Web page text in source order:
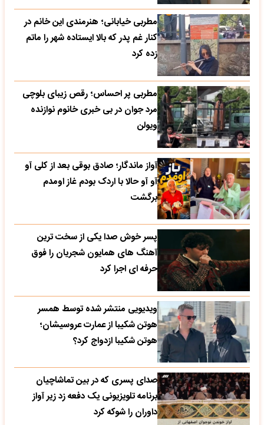
مطربی خیابانی؛ هنرمندی این خانم در
کنار غم پدر که بالا ایستاده شهر را ماتم
زده کرد
مطربی پر احساس؛ رقص زیبای بلوچی
مرد جوان در بی خبری خانوم نوازنده
ویولن
آواز ماندگار؛ صادق بوقی بعد از کلی آو
آو آو حالا با اردک بودم غاز اومدم
برگشت
پسر خوش صدا یکی از سخت ترین
آهنگ های همایون شجریان را فوق
حرفه ای اجرا کرد
ویدیویی منتشر شده توسط همسر
هوتن شکیبا از عمارت عروسیشان؛
هوتن شکیبا ازدواج کرد؟
صدای پسری که در بین تماشاچیان
برنامه تلویزیونی یک دفعه زد زیر آواز
داوران را شوکه کرد